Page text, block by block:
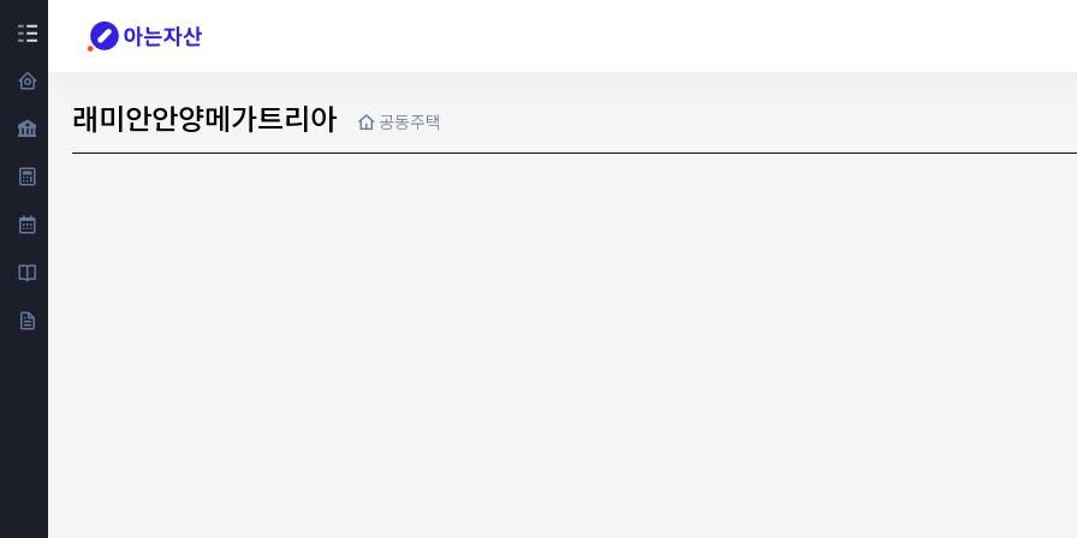
래미안안양메가트리아 공동주택